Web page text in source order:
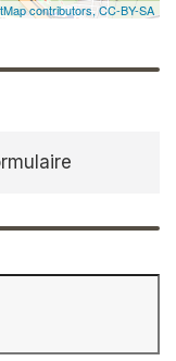
contributors, CC-BY-SA